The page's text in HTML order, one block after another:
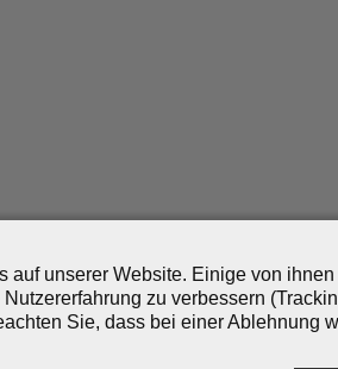
auf unserer Website. Einige von
zu verbessern
Sie, dass bei einer Ablehnung